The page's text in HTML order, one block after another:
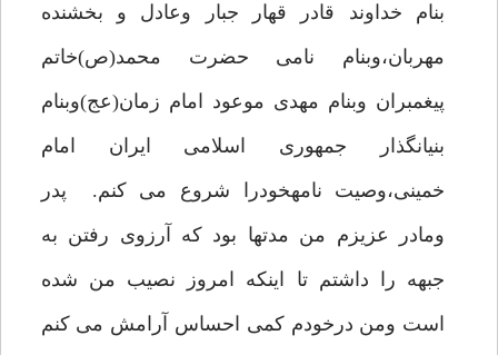
بنام خداوند قادر قهار جبار وعادل و بخشنده
مهربان،وبنام نامی حضرت محمد(ص)خاتم
پیغمبران وبنام مهدی موعود امام زمان(عج)وبنام
بنیانگذار جمهوری اسلامی ایران امام
خمینی،وصیت نامهخودرا شروع می کنم. پدر
ومادر عزیزم من مدتها بود که آرزوی رفتن به
جبهه را داشتم تا اینکه امروز نصیب من شده
است ومن درخودم کمی احساس آرامش می کنم